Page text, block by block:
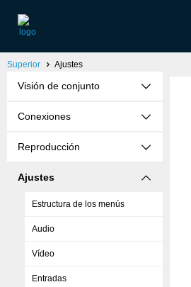
Superior Ajustes
Visión de conjunto
Conexiones
Reproducción
Ajustes
Estructura de los menús
Audio
Vídeo
Entradas